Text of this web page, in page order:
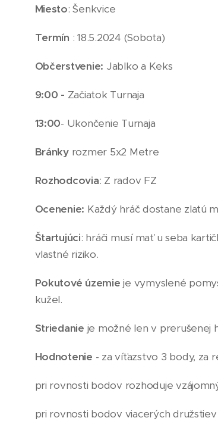
Miesto: Šenkvice
Termín : 18.5.2024 (Sobota)
Občerstvenie: Jablko a Keks
9:00 - Začiatok Turnaja
13:00- Ukončenie Turnaja
Bránkyrozmer 5x2 Metre
Rozhodcovia: Z radov FZ
Ocenenie: Každý hráč dostane zlatú
Štartujúci: hráči musí mať u seba
vlastné riziko.
Pokutové územie je vymyslené
kužel.
Striedanie je možné len v prerušenej
Hodnotenie - za víťazstvo 3 body, za
pri rovnosti bodov rozhoduje
pri rovnosti bodov viacerých